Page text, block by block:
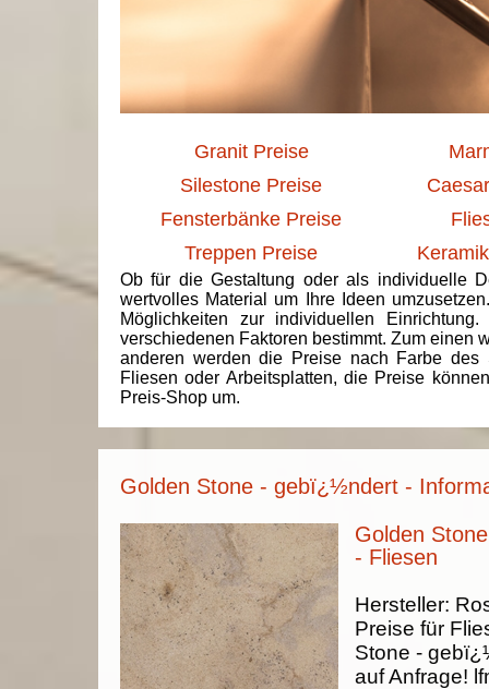
Granit Preise
Silestone Preise
Fensterbänke Preise
Treppen Preise
Ob für die Gestaltung oder als individuelle
wertvolles Material um Ihre Ideen
Möglichkeiten zur individuellen
verschiedenen Faktoren bestimmt. Zum einen
anderen werden die Preise nach Farbe des
Fliesen oder Arbeitsplatten, die Preise
Preis-Shop um.
Golden Stone - gebï¿½ndert -
Golden
- Fliesen
Hersteller:
Preise für
Stone -
auf Anfrage!